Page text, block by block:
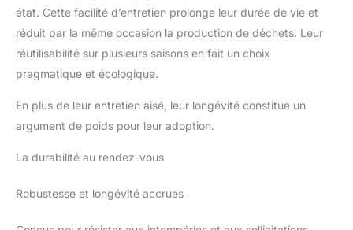
état. Cette facilité d’entretien prolonge leur durée de vie et
réduit par la même occasion la production de déchets. Leur
réutilisabilité sur plusieurs saisons en fait un choix
pragmatique et écologique.
En plus de leur entretien aisé, leur longévité constitue un
argument de poids pour leur adoption.
La durabilité au rendez-vous
Robustesse et longévité accrues